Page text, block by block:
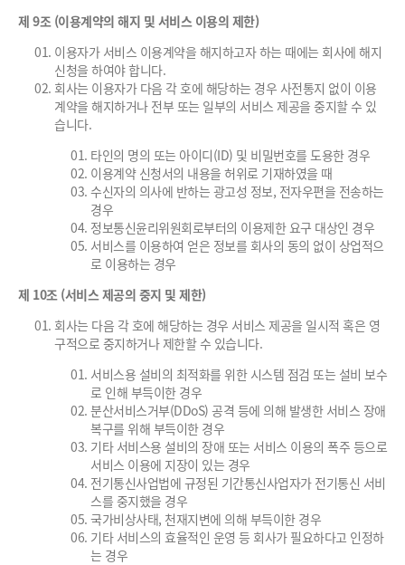
제 9조 (이용계약의 해지 및 서비스 이용의 제한)
이용자가 서비스 이용계약을 해지하고자 하는 때에는 회사에 해지
신청을 하여야 합니다.
회사는 이용자가 다음 각 호에 해당하는 경우 사전통지 없이 이용
계약을 해지하거나 전부 또는 일부의 서비스 제공을 중지할 수 있
습니다.
타인의 명의 또는 아이디(ID) 및 비밀번호를 도용한 경우
이용계약 신청서의 내용을 허위로 기재하였을 때
수신자의 의사에 반하는 광고성 정보, 전자우편을 전송하는
경우
정보통신윤리위원회로부터의 이용제한 요구 대상인 경우
서비스를 이용하여 얻은 정보를 회사의 동의 없이 상업적으
로 이용하는 경우
제 10조 (서비스 제공의 중지 및 제한)
회사는 다음 각 호에 해당하는 경우 서비스 제공을 일시적 혹은 영
구적으로 중지하거나 제한할 수 있습니다.
서비스용 설비의 최적화를 위한 시스템 점검 또는 설비 보수
로 인해 부득이한 경우
분산서비스거부(DDoS) 공격 등에 의해 발생한 서비스 장애
복구를 위해 부득이한 경우
기타 서비스용 설비의 장애 또는 서비스 이용의 폭주 등으로
서비스 이용에 지장이 있는 경우
전기통신사업법에 규정된 기간통신사업자가 전기통신 서비
스를 중지했을 경우
국가비상사태, 천재지변에 의해 부득이한 경우
기타 서비스의 효율적인 운영 등 회사가 필요하다고 인정하
는 경우